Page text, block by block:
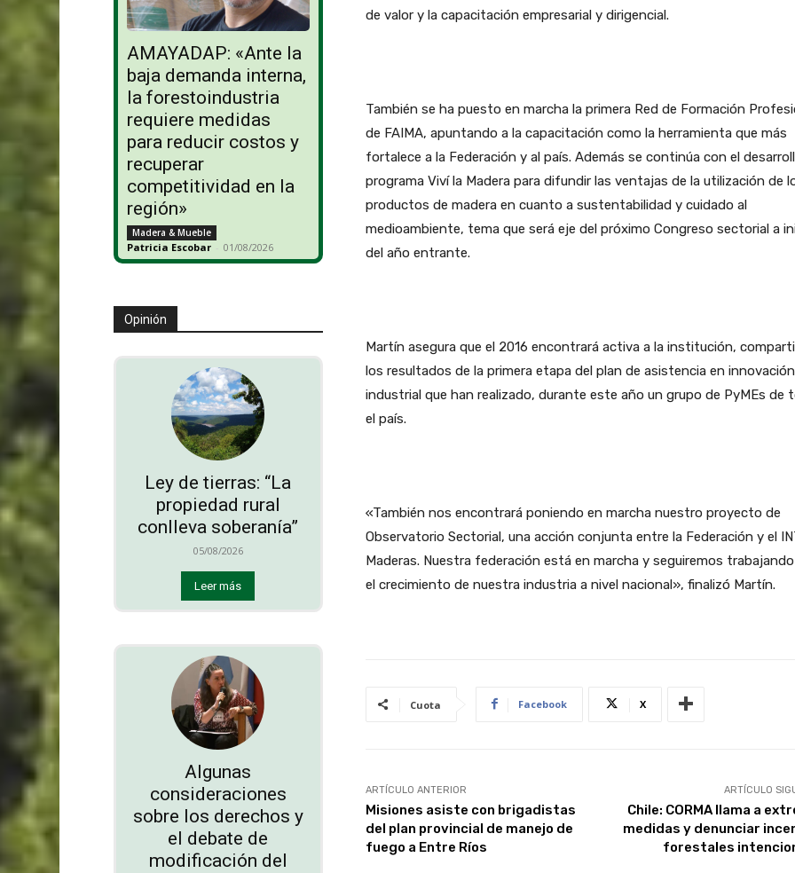
AMAYADAP: «Ante la
baja demanda interna,
la forestoindustria
requiere medidas
para reducir costos y
recuperar
competitividad en la
región»
Madera & Mueble
Patricia Escobar - 01/08/2026
Opinión
Ley de tierras: “La
propiedad rural
conlleva soberanía”
05/08/2026
Leer más
Algunas
consideraciones
sobre los derechos y
el debate de
modificación del
de valor y la capacitación empresarial y dirigencial.
También se ha puesto en marcha la primera Red de Formación
de FAIMA, apuntando a la capacitación como la herramienta que más
fortalece a la Federación y al país. Además se continúa con el
programa Viví la Madera para difundir las ventajas de la utilización de
productos de madera en cuanto a sustentabilidad y cuidado al
medioambiente, tema que será eje del próximo Congreso sectorial a
del año entrante.
Martín asegura que el 2016 encontrará activa a la institución,
los resultados de la primera etapa del plan de asistencia en innovación
industrial que han realizado, durante este año un grupo de PyMEs de
el país.
«También nos encontrará poniendo en marcha nuestro proyecto de
Observatorio Sectorial, una acción conjunta entre la Federación y el
Maderas. Nuestra federación está en marcha y seguiremos
el crecimiento de nuestra industria a nivel nacional», finalizó Martín.
Cuota Facebook X
ARTÍCULO ANTERIOR
Misiones asiste con brigadistas
del plan provincial de manejo de
fuego a Entre Ríos
ARTÍCULO
Chile: CORMA llama a
medidas y denunciar
forestales